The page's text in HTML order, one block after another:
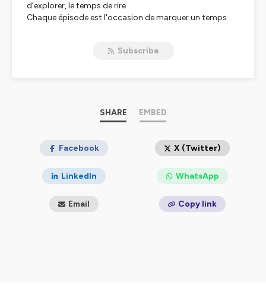
d’explorer, le temps de rire.
Chaque épisode est l'occasion de marquer un temps
d’entreprises, écrivains, entrepreneurs, sportifs ou
Un moment unique et sans concession pour inspirer les
confidentialite
pour plus d'informations.
Subscribe
SHARE EMBED
Facebook X (Twitter)
LinkedIn WhatsApp
Email Copy link